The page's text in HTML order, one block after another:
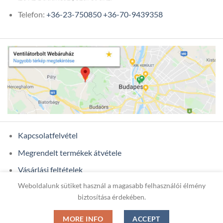
Telefon: +36-23-750850+36-70-9439358
Kapcsolatfelvétel
Megrendelt termékek átvétele
Vásárlási feltételek
Ügyfél adatok
Weboldalunk sütiket használ a magasabb felhasználói élmény
biztosítása érdekében.
MORE INFO ACCEPT